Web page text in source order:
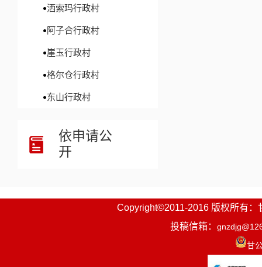
洒索玛行政村
阿子合行政村
崖玉行政村
格尔仓行政村
东山行政村
依申请公
开
Copyright©2011-2016 版权所有：
投稿信箱：
甘